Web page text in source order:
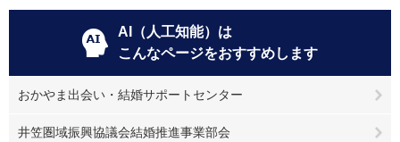
AI（人工知能）は
こんなページをおすすめします
おかやま出会い・結婚サポートセンター
井笠圏域振興協議会結婚推進事業部会